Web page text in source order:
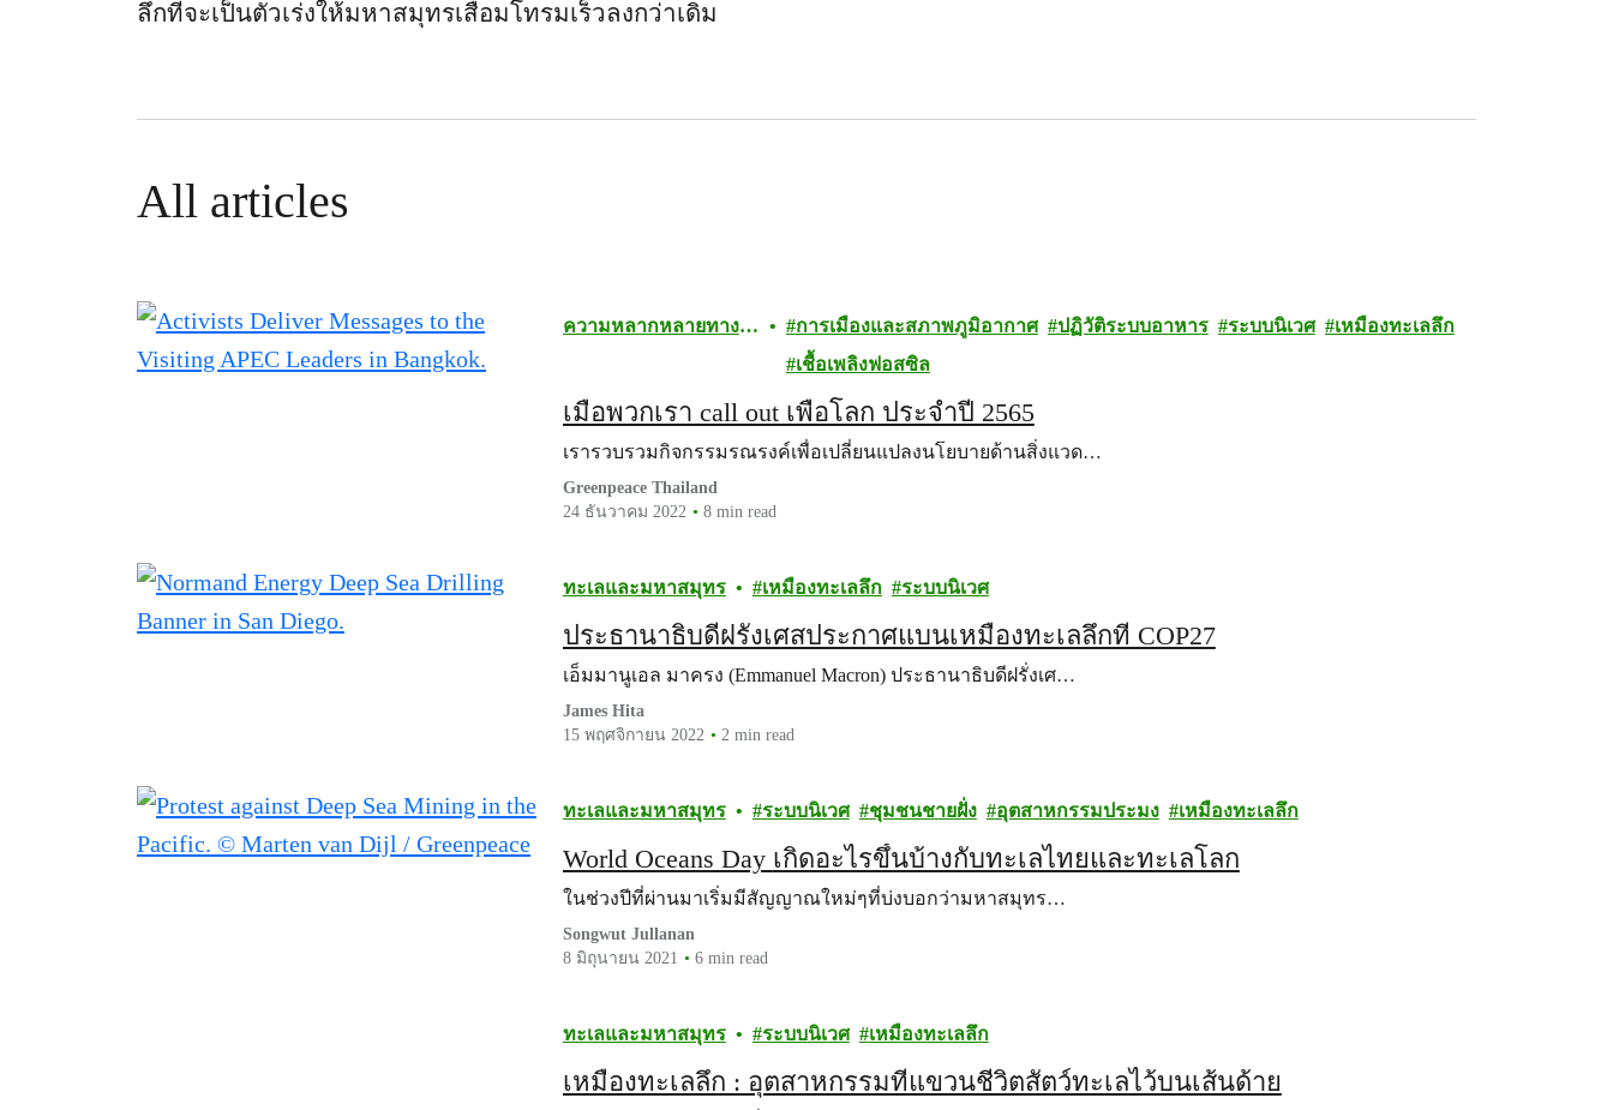
ลึกที่จะเป็นตัวเร่งให้มหาสมุทรเสื่อมโทรมเร็วลงกว่าเดิม
All articles
ความหลากหลายทาง
การเมืองและสภาพภูมิอากาศ ปฏิวัติระบบอาหาร ระบบนิเวศ
เหมืองทะเลลึก
เชื้อเพลิงฟอสซิล
เมื่อพวกเรา call out เพื่อโลก ประจำปี 2565
เรารวบรวมกิจกรรมรณรงค์เพื่อเปลี่ยนแปลงนโยบายด้านสิ่งแวด…
Greenpeace Thailand
24 ธันวาคม 2022
8 min read
ทะเลและมหาสมุทร เหมืองทะเลลึก ระบบนิเวศ
ประธานาธิบดีฝรั่งเศสประกาศแบนเหมืองทะเลลึกที่ COP27
เอ็มมานูเอล มาครง (Emmanuel Macron) ประธานาธิบดีฝรั่งเศ…
James Hita
15 พฤศจิกายน 2022
2 min read
ทะเลและมหาสมุทร ระบบนิเวศ ชุมชนชายฝั่ง อุตสาหกรรมประมง เหมืองทะเลลึก
World Oceans Day เกิดอะไรขึ้นบ้างกับทะเลไทยและทะเลโลก
ในช่วงปีที่ผ่านมาเริ่มมีสัญญาณใหม่ๆที่บ่งบอกว่ามหาสมุทร…
Songwut Jullanan
8 มิถุนายน 2021
6 min read
ทะเลและมหาสมุทร ระบบนิเวศ เหมืองทะเลลึก
เหมืองทะเลลึก : อุตสาหกรรมที่แขวนชีวิตสัตว์ทะเลไว้บนเส้นด้าย